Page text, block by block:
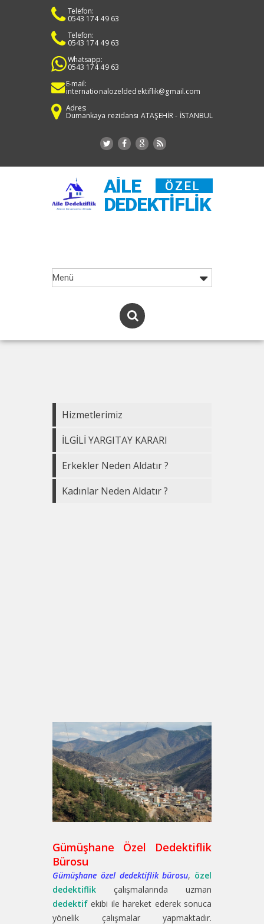
Telefon:
0543 174 49 63
Telefon:
0543 174 49 63
Whatsapp:
0543 174 49 63
E-mail:
internationalozeldedektiflik@gmail.com
Adres:
Dumankaya rezidansı ATAŞEHİR - İSTANBUL
AILE ÖZEL
DEDEKTIFLIK
Hizmetlerimiz
İLGİLİ YARGITAY KARARI
Erkekler Neden Aldatır ?
Kadınlar Neden Aldatır ?
Gümüşhane Özel Dedektiflik
Bürosu
Gümüşhane özel dedektiflik bürosu, özel
dedektiflik çalışmalarında uzman
dedektif ekibi ile hareket ederek sonuca
yönelik çalışmalar yapmaktadır.